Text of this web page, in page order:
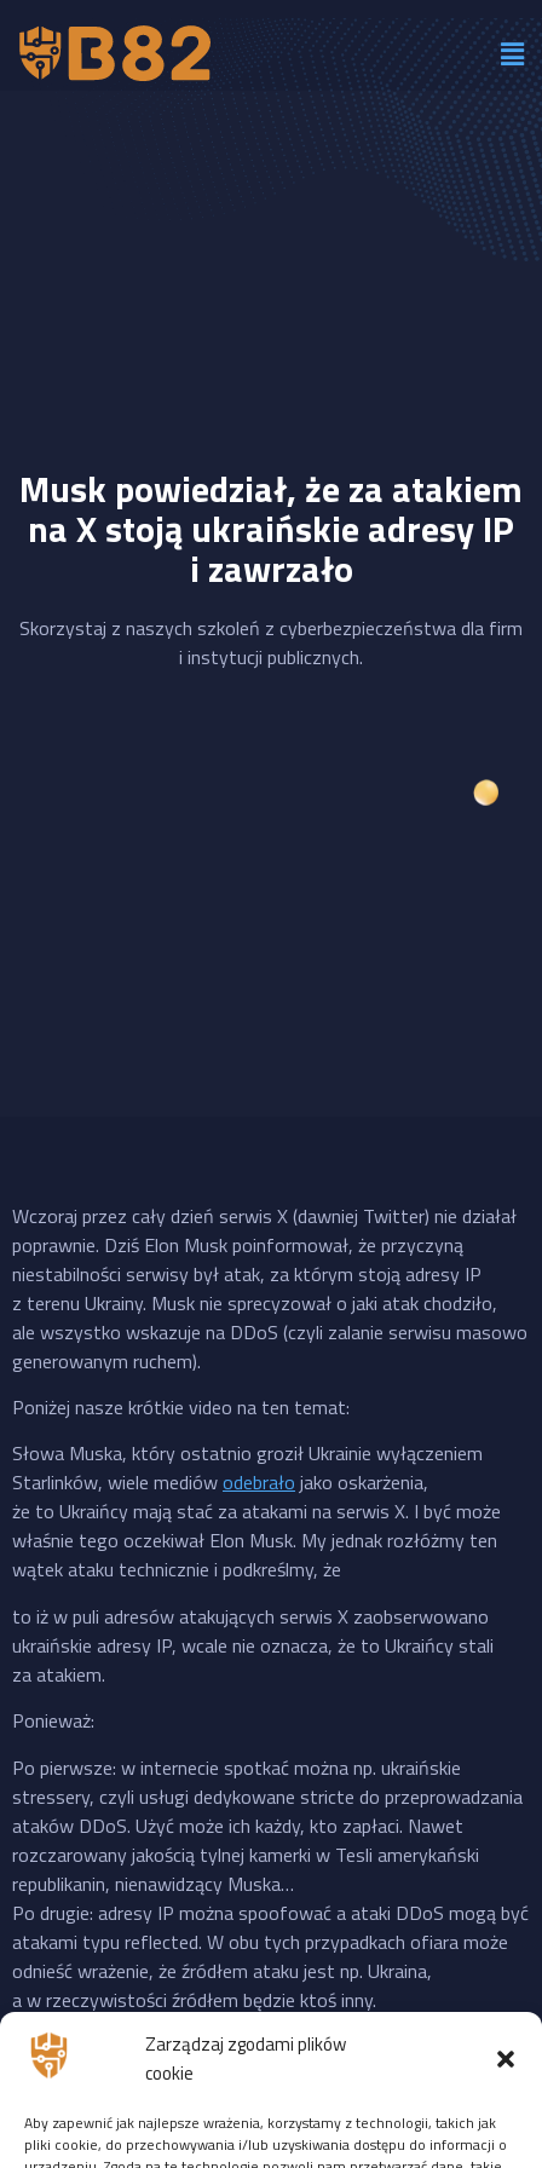
Zarządzaj zgodami plików
cookie
Aby zapewnić jak najlepsze wrażenia, korzystamy z technologii, takich jak
pliki cookie, do przechowywania i/lub uzyskiwania dostępu do informacji o
Musk powiedział, że za atakiem
na X stoją ukraińskie adresy IP
i zawrzało
Skorzystaj z naszych szkoleń z cyberbezpieczeństwa dla firm
i instytucji publicznych.
Wczoraj przez cały dzień serwis X (dawniej Twitter) nie działał
poprawnie. Dziś Elon Musk poinformował, że przyczyną
niestabilności serwisy był atak, za którym stoją adresy IP
z terenu Ukrainy. Musk nie sprecyzował o jaki atak chodziło,
ale wszystko wskazuje na DDoS (czyli zalanie serwisu masowo
generowanym ruchem).
Poniżej nasze krótkie video na ten temat:
Słowa Muska, który ostatnio groził Ukrainie wyłączeniem
Starlinków, wiele mediówodebrało jako oskarżenia,
że to Ukraińcy mają stać za atakami na serwis X. I być może
właśnie tego oczekiwał Elon Musk. My jednak rozłóżmy ten
wątek ataku technicznie i podkreślmy, że
to iż w puli adresów atakujących serwis X zaobserwowano
ukraińskie adresy IP, wcale nie oznacza, że to Ukraińcy stali
za atakiem.
Ponieważ:
Po pierwsze: w internecie spotkać można np. ukraińskie
stressery, czyli usługi dedykowane stricte do przeprowadzania
ataków DDoS. Użyć może ich każdy, kto zapłaci. Nawet
rozczarowany jakością tylnej kamerki w Tesli amerykański
republikanin, nienawidzący Muska…
Po drugie: adresy IP można spoofować a ataki DDoS mogą być
atakami typu reflected. W obu tych przypadkach ofiara może
odnieść wrażenie, że źródłem ataku jest np. Ukraina,
a w rzeczywistości źródłem będzie ktoś inny.
Po trzecie: do ataku na X “przyznała się” propalestyńska grupa
o cudownej nazwie “Mroczna Burza”, która powstała jeszcze
w 2023 i ma na swoim koncie ataki na cele zarówno w US,
Izraelu czy EU. Ale podobnie jak Musk, grupy “hakerskie” też
często mijają się z prawdą, więc niekoniecznie trzeba ufać